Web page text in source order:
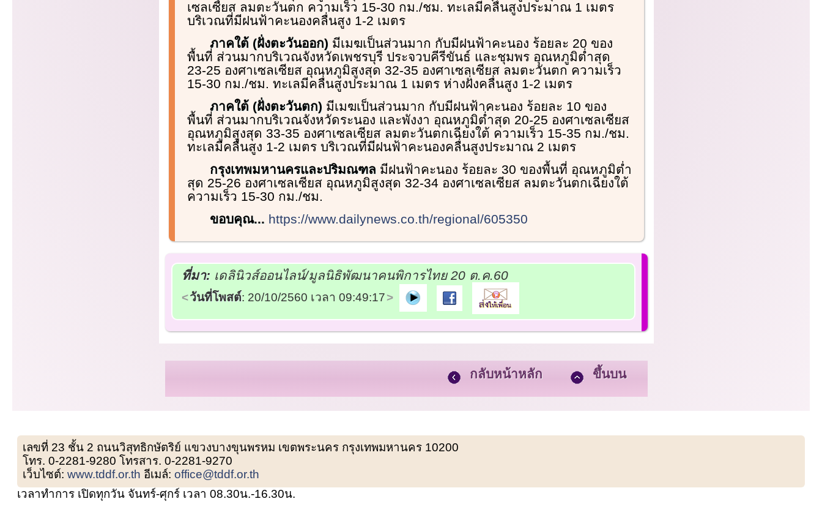
เซลเซียส ลมตะวันตก ความเร็ว 15-30 กม./ชม. ทะเลมีคลื่นสูงประมาณ 1 เมตร
บริเวณที่มีฝนฟ้าคะนองคลื่นสูง 1-2 เมตร
ภาคใต้ (ฝั่งตะวันออก) มีเมฆเป็นส่วนมาก กับมีฝนฟ้าคะนอง ร้อยละ 20 ของ
พื้นที่ ส่วนมากบริเวณจังหวัดเพชรบุรี ประจวบคีรีขันธ์ และชุมพร อุณหภูมิต่ำสุด
23-25 องศาเซลเซียส อุณหภูมิสูงสุด 32-35 องศาเซลเซียส ลมตะวันตก ความเร็ว
15-30 กม./ชม. ทะเลมีคลื่นสูงประมาณ 1 เมตร ห่างฝั่งคลื่นสูง 1-2 เมตร
ภาคใต้ (ฝั่งตะวันตก) มีเมฆเป็นส่วนมาก กับมีฝนฟ้าคะนอง ร้อยละ 10 ของ
พื้นที่ ส่วนมากบริเวณจังหวัดระนอง และพังงา อุณหภูมิต่ำสุด 20-25 องศาเซลเซียส
อุณหภูมิสูงสุด 33-35 องศาเซลเซียส ลมตะวันตกเฉียงใต้ ความเร็ว 15-35 กม./ชม.
ทะเลมีคลื่นสูง 1-2 เมตร บริเวณที่มีฝนฟ้าคะนองคลื่นสูงประมาณ 2 เมตร
กรุงเทพมหานครและปริมณฑล มีฝนฟ้าคะนอง ร้อยละ 30 ของพื้นที่ อุณหภูมิต่ำ
สุด 25-26 องศาเซลเซียส อุณหภูมิสูงสุด 32-34 องศาเซลเซียส ลมตะวันตกเฉียงใต้
ความเร็ว 15-30 กม./ชม.
ขอบคุณ... https://www.dailynews.co.th/regional/605350
ที่มา: เดลินิวส์ออนไลน์/มูลนิธิพัฒนาคนพิการไทย 20 ต.ค.60
วันที่โพสต์: 20/10/2560 เวลา 09:49:17
กลับหน้าหลัก ขึ้นบน
เลขที่ 23 ชั้น 2 ถนนวิสุทธิกษัตริย์ แขวงบางขุนพรหม เขตพระนคร กรุงเทพมหานคร 10200
โทร. 0-2281-9280 โทรสาร. 0-2281-9270
เว็บไซต์:www.tddf.or.th อีเมล์:office@tddf.or.th
เวลาทำการ เปิดทุกวัน จันทร์-ศุกร์ เวลา 08.30น.-16.30น.